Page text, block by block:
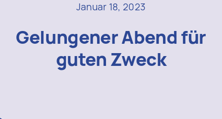
Hospizgedanke
Januar 18, 2023
Gelungener Abend für
guten Zweck